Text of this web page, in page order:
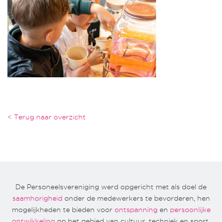
< Terug naar overzicht
De Personeelsvereniging werd opgericht met als doel de
saamhorigheid onder de medewerkers te bevorderen, hen
mogelijkheden te bieden voor ontspanning en persoonlijke